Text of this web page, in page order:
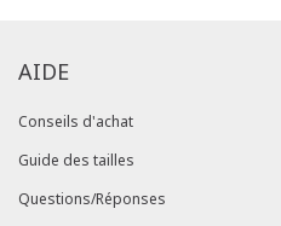
AIDE
Conseils d'achat
Guide des tailles
Questions/Réponses